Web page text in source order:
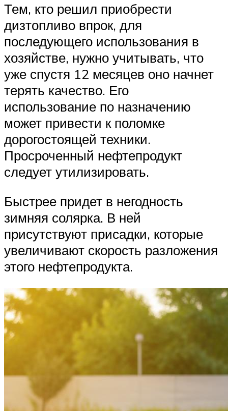
Тем, кто решил приобрести
дизтопливо впрок, для
последующего использования в
хозяйстве, нужно учитывать, что
уже спустя 12 месяцев оно начнет
терять качество. Его
использование по назначению
может привести к поломке
дорогостоящей техники.
Просроченный нефтепродукт
следует утилизировать.
Быстрее придет в негодность
зимняя солярка. В ней
присутствуют присадки, которые
увеличивают скорость разложения
этого нефтепродукта.